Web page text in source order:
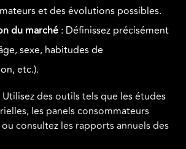
et des évolutions possibles.
du marché : Définissez précisément
sexe, habitudes de
etc.).
Utilisez des outils tels que les études
les panels consommateurs
ou consultez les rapports annuels des